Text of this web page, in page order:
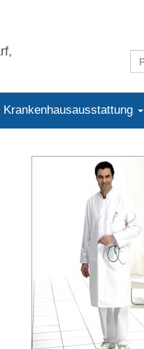
Krankenhausausstattung